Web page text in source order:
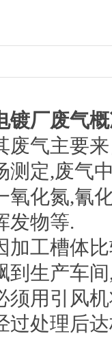
镀厂废气
废气主要
测定,废气
氧化氮,氰
发物等.
加工槽体
到生产车
须用引风
过处理后